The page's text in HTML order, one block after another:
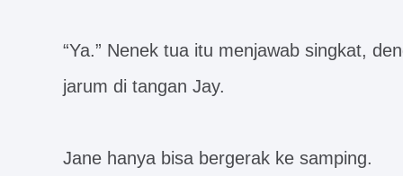
“Ya.” Nenek tua itu menjawab singkat,
jarum di tangan Jay.
Jane hanya bisa bergerak ke samping.